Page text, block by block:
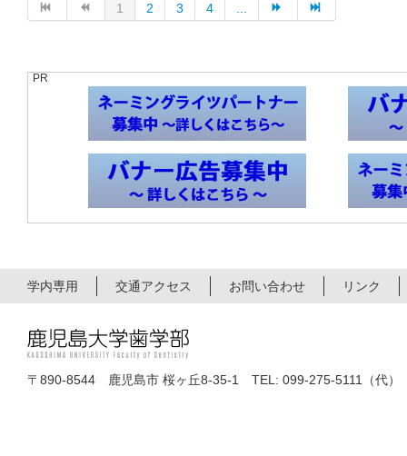
1 2 3 4
PR
学内専用 交通アクセス お問い合わせ リンク
〒890-8544 鹿児島市 桜ヶ丘8-35-1 TEL: 099-275-5111（代）